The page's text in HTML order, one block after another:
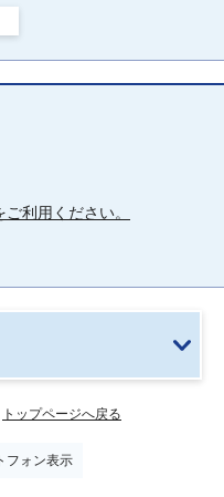
利用ください。
トップページへ戻る
フォン表示